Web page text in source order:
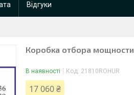
Відгуки
Коробка отбора
В наявності Код: 21810ROHUR
17 060 ₴